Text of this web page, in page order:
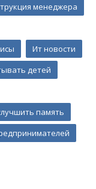
менеджера
Ит новости
детей
память